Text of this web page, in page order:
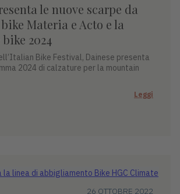
le nuove scarpe da
Materia e Acto e la
2024
Bike Festival, Dainese presenta
2024 di calzature per la mountain
Leggi
26 OTTOBRE 2022